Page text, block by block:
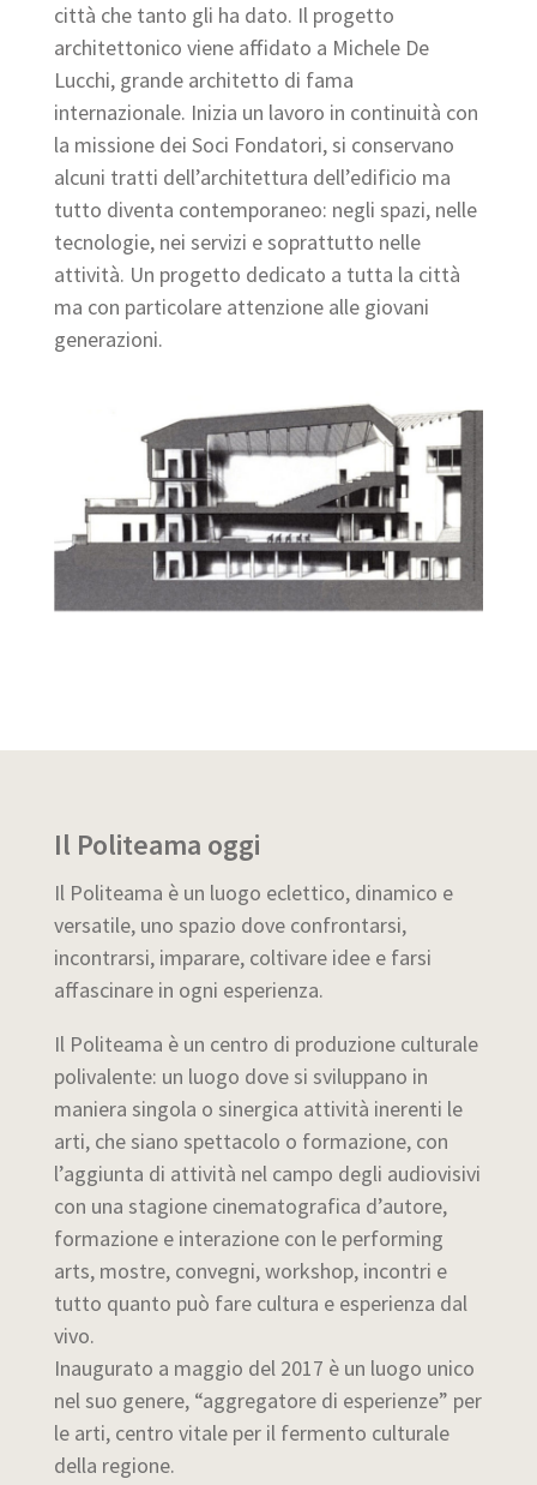
città che tanto gli ha dato. Il progetto
architettonico viene affidato a Michele De
Lucchi, grande architetto di fama
internazionale. Inizia un lavoro in continuità con
la missione dei Soci Fondatori, si conservano
alcuni tratti dell’architettura dell’edificio ma
tutto diventa contemporaneo: negli spazi, nelle
tecnologie, nei servizi e soprattutto nelle
attività. Un progetto dedicato a tutta la città
ma con particolare attenzione alle giovani
generazioni.
Il Politeama oggi
Il Politeama è un luogo eclettico, dinamico e
versatile, uno spazio dove confrontarsi,
incontrarsi, imparare, coltivare idee e farsi
affascinare in ogni esperienza.
Il Politeama è un centro di produzione culturale
polivalente: un luogo dove si sviluppano in
maniera singola o sinergica attività inerenti le
arti, che siano spettacolo o formazione, con
l’aggiunta di attività nel campo degli audiovisivi
con una stagione cinematografica d’autore,
formazione e interazione con le performing
arts, mostre, convegni, workshop, incontri e
tutto quanto può fare cultura e esperienza dal
vivo.
Inaugurato a maggio del 2017 è un luogo unico
nel suo genere, “aggregatore di esperienze” per
le arti, centro vitale per il fermento culturale
della regione.